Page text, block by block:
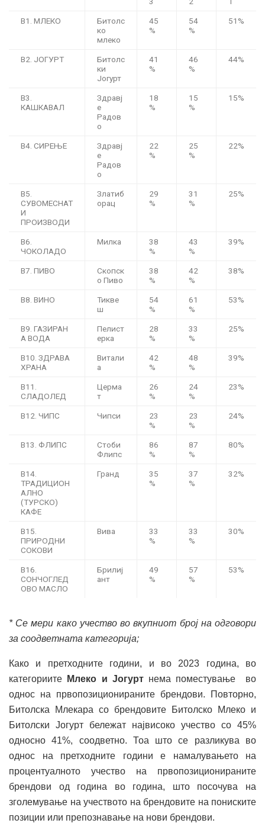
B1. МЛЕКО
Битолс
ко
млеко
45
%
54
%
51%
B2. ЈОГУРТ
Битолс
ки
Јогурт
41
%
46
%
44%
B3.
КАШКАВАЛ
Здравј
е
Радов
о
18
%
15
%
15%
B4. СИРЕЊЕ
Здравј
е
Радов
о
22
%
25
%
22%
B5.
СУВОМЕСНАТ
И
ПРОИЗВОДИ
Златиб
орац
29
%
31
%
25%
B6.
ЧОКОЛАДО
Милка
38
%
43
%
39%
B7. ПИВО
Скопск
о Пиво
38
%
42
%
38%
B8. ВИНО
Тикве
ш
54
%
61
%
53%
B9. ГАЗИРАН
А ВОДА
Пелист
ерка
28
%
33
%
25%
B10. ЗДРАВА
ХРАНА
Витали
а
42
%
48
%
39%
B11.
СЛАДОЛЕД
Церма
т
26
%
24
%
23%
B12. ЧИПС Чипси
23
%
23
%
24%
B13. ФЛИПС
Стоби
Флипс
86
%
87
%
80%
B14.
ТРАДИЦИОН
АЛНО
(ТУРСКО)
КАФЕ
Гранд
35
%
37
%
32%
B15.
ПРИРОДНИ
СОКОВИ
Вива
33
%
33
%
30%
B16.
СОНЧОГЛЕД
ОВО МАСЛО
Брилиј
ант
49
%
57
%
53%
* Се мери како учество во вкупниот број на одговори
за соодветната категорија;
Како и претходните години, и во 2023 година, во
категориите
Млеко и Јогуртнема поместување во
однос на првопозиционираните брендови. Повторно,
Битолска Млекара со брендовите Битолско Млеко и
Битолски Јогурт бележат највисоко учество со 45%
односно 41%, соодветно. Тоа што се разликува во
однос на претходните години е намалувањето на
процентуалното учество на првопозиционираните
брендови од година во година, што посочува на
зголемување на учеството на брендовите на пониските
позиции или препознавање на нови брендови.